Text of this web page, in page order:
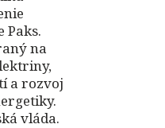
na
a rozvoj
vláda.